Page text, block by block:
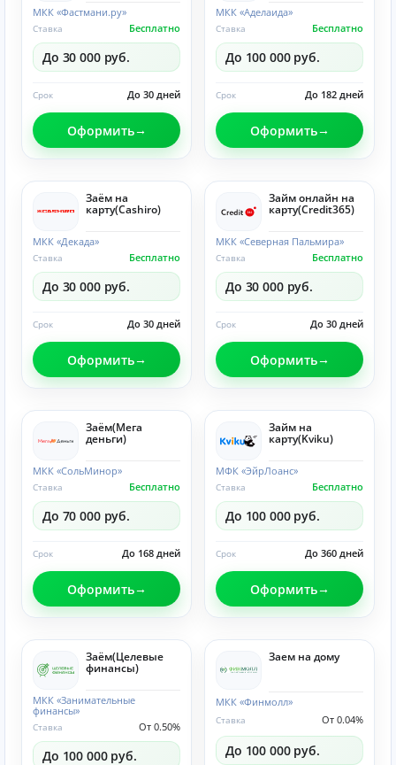
МКК «Фастмани.ру»
Бесплатно
Ставка
До 30 000 руб.
До 30 дней
Срок
Оформить
МКК «Аделаида»
Бесплатно
Ставка
До 100 000 руб.
До 182 дней
Срок
Оформить
Заём на
карту(Cashiro)
МКК «Декада»
Бесплатно
Ставка
До 30 000 руб.
До 30 дней
Срок
Оформить
Займ онлайн на
карту(Credit365)
МКК «Северная Пальмира»
Бесплатно
Ставка
До 30 000 руб.
До 30 дней
Срок
Оформить
Заём(Мега
деньги)
МКК «СольМинор»
Бесплатно
Ставка
До 70 000 руб.
До 168 дней
Срок
Оформить
Займ на
карту(Kviku)
МФК «ЭйрЛоанс»
Бесплатно
Ставка
До 100 000 руб.
До 360 дней
Срок
Оформить
Заём(Целевые
финансы)
МКК «Занимательные
финансы»
От 0.50%
Ставка
До 100 000 руб.
Заем на дому
МКК «Финмолл»
От 0.04%
Ставка
До 100 000 руб.